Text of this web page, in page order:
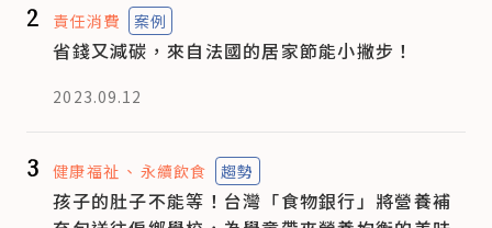
2 責任消費 案例
省錢又減碳，來自法國的居家節能小撇步！
2023.09.12
3 健康福祉 永續飲食 趨勢
孩子的肚子不能等！台灣「食物銀行」將營養補